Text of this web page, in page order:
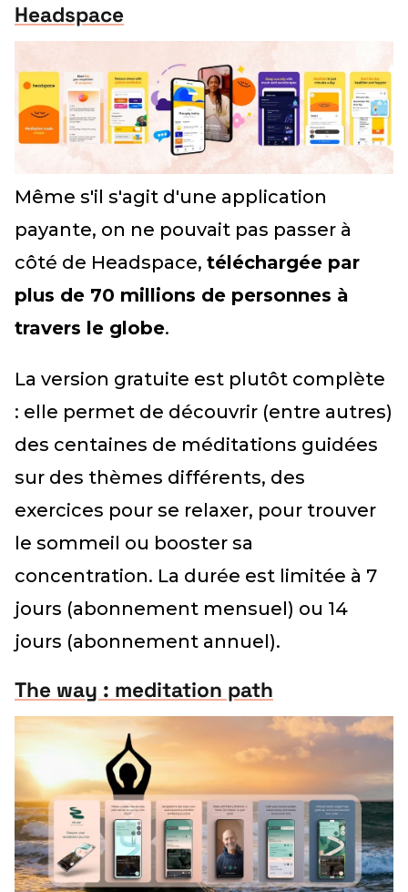
Headspace
Même s'il s'agit d'une application
payante, on ne pouvait pas passer à
côté de Headspace, téléchargée par
plus de 70 millions de personnes à
travers le globe.
La version gratuite est plutôt complète
: elle permet de découvrir (entre autres)
des centaines de méditations guidées
sur des thèmes différents, des
exercices pour se relaxer, pour trouver
le sommeil ou booster sa
concentration. La durée est limitée à 7
jours (abonnement mensuel) ou 14
jours (abonnement annuel).
The way : meditation path